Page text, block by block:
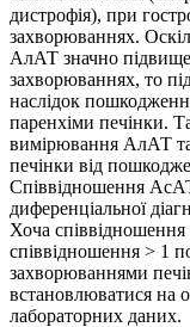
дистрофія), при
захворюваннях.
АлАТ значно
захворюваннях, то
наслідок
паренхіми печінки.
вимірювання АлАТ
печінки від
Співвідношення
диференціальної
Хоча
співвідношення > 1
захворюваннями
встановлюватися на
лабораторних даних.